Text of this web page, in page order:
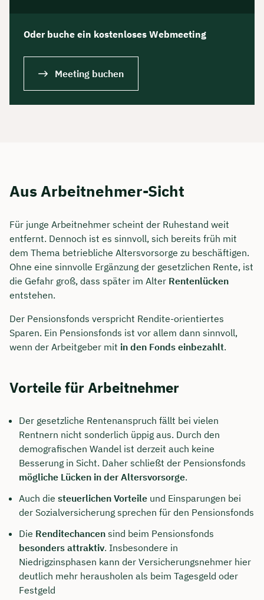
Oder buche ein kostenloses Webmeeting
Meeting buchen
Aus Arbeitnehmer-Sicht
Für junge Arbeitnehmer scheint der Ruhestand weit
entfernt. Dennoch ist es sinnvoll, sich bereits früh mit
dem Thema betriebliche Altersvorsorge zu beschäftigen.
Ohne eine sinnvolle Ergänzung der gesetzlichen Rente, ist
die Gefahr groß, dass später im Alter Rentenlücken
entstehen.
Der Pensionsfonds verspricht Rendite-orientiertes
Sparen. Ein Pensionsfonds ist vor allem dann sinnvoll,
wenn der Arbeitgeber mit in den Fonds einbezahlt.
Vorteile für Arbeitnehmer
Der gesetzliche Rentenanspruch fällt bei vielen
Rentnern nicht sonderlich üppig aus. Durch den
demografischen Wandel ist derzeit auch keine
Besserung in Sicht. Daher schließt der Pensionsfonds
mögliche Lücken in der Altersvorsorge.
Auch die steuerlichen Vorteile und Einsparungen bei
der Sozialversicherung sprechen für den Pensionsfonds
Die Renditechancen sind beim Pensionsfonds
besonders attraktiv. Insbesondere in
Niedrigzinsphasen kann der Versicherungsnehmer hier
deutlich mehr herausholen als beim Tagesgeld oder
Festgeld